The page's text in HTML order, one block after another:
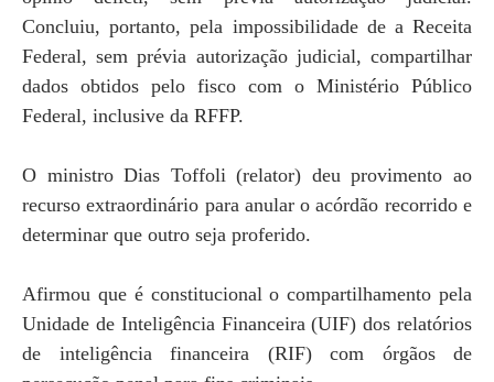
Concluiu, portanto, pela impossibilidade de a Receita
Federal, sem prévia autorização judicial, compartilhar
dados obtidos pelo fisco com o Ministério Público
Federal, inclusive da RFFP.
O ministro Dias Toffoli (relator) deu provimento ao
recurso extraordinário para anular o acórdão recorrido e
determinar que outro seja proferido.
Afirmou que é constitucional o compartilhamento pela
Unidade de Inteligência Financeira (UIF) dos relatórios
de inteligência financeira (RIF) com órgãos de